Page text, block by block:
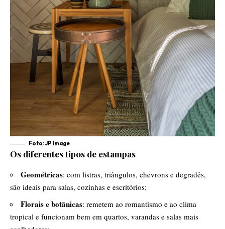
Foto: JP Image
Os diferentes tipos de estampas
Geométricas: com listras, triângulos, chevrons e degradês,
são ideais para salas, cozinhas e escritórios;
Florais e botânicas: remetem ao romantismo e ao clima
tropical e funcionam bem em quartos, varandas e salas mais